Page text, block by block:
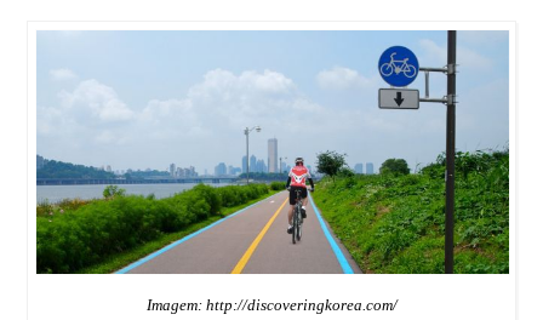
Imagem: http://discoveringkorea.com/